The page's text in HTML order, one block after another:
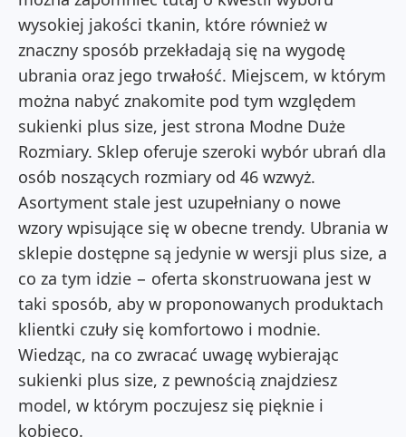
wysokiej jakości tkanin, które również w
znaczny sposób przekładają się na wygodę
ubrania oraz jego trwałość. Miejscem, w którym
można nabyć znakomite pod tym względem
sukienki plus size, jest strona Modne Duże
Rozmiary. Sklep oferuje szeroki wybór ubrań dla
osób noszących rozmiary od 46 wzwyż.
Asortyment stale jest uzupełniany o nowe
wzory wpisujące się w obecne trendy. Ubrania w
sklepie dostępne są jedynie w wersji plus size, a
co za tym idzie − oferta skonstruowana jest w
taki sposób, aby w proponowanych produktach
klientki czuły się komfortowo i modnie.
Wiedząc, na co zwracać uwagę wybierając
sukienki plus size, z pewnością znajdziesz
model, w którym poczujesz się pięknie i
kobieco.